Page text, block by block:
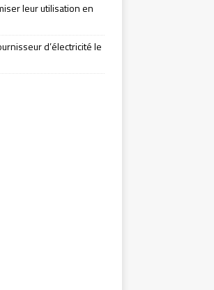
leur utilisation en
d’électricité le